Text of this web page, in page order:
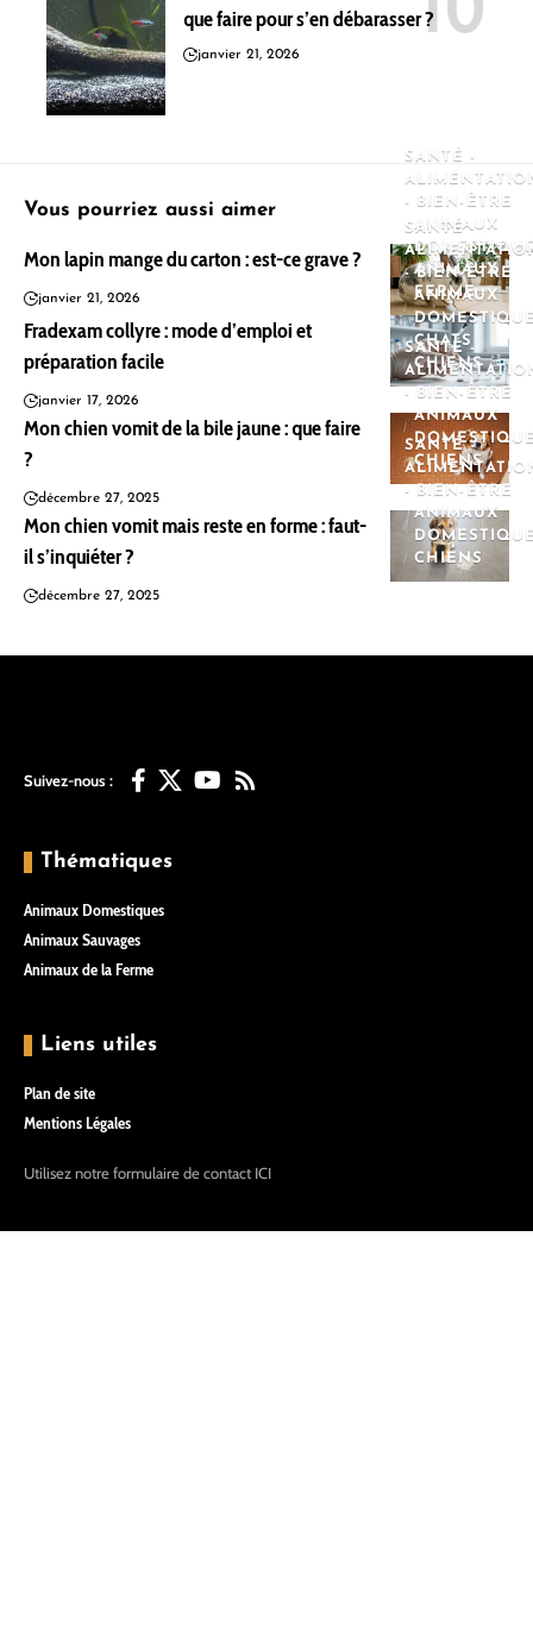
que faire pour s’en débarasser ?
janvier 21, 2026
Vous pourriez aussi aimer
SANTÉ -
- BIEN-ÊTRE
ANIMAUX
ANIMAUX
FERME
Mon lapin mange du carton : est-ce grave ?
janvier 21, 2026
SANTÉ -
- BIEN-ÊTRE
ANIMAUX
CHATS
CHIENS
Fradexam collyre : mode d’emploi et
préparation facile
janvier 17, 2026
SANTÉ -
- BIEN-ÊTRE
ANIMAUX
CHIENS
Mon chien vomit de la bile jaune : que faire
?
décembre 27, 2025
SANTÉ -
- BIEN-ÊTRE
ANIMAUX
CHIENS
Mon chien vomit mais reste en forme : faut-
il s’inquiéter ?
décembre 27, 2025
Suivez-nous :
Thématiques
Animaux Domestiques
Animaux Sauvages
Animaux de la Ferme
Liens utiles
Plan de site
Mentions Légales
Utilisez notre formulaire de contact ICI